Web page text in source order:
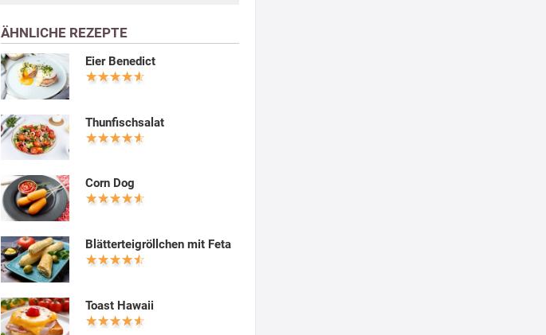
ÄHNLICHE REZEPTE
Eier Benedict
Thunfischsalat
Corn Dog
Blätterteigröllchen mit Feta
Toast Hawaii